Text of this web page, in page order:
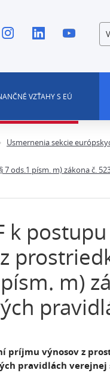
VZŤAHY S EÚ
Usmernenia sekcie
ods.1 písm. m) zákona č.
postupu
m)
príjmu výnosov z
pravidlách